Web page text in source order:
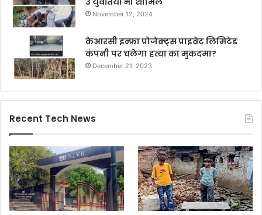
November 12, 2024
केआरसी इन्फ्रा प्रोजेक्ट्स प्राइवेट लिमिटेड
कंपनी पर चलेगा हत्या का मुकदमा?
December 21, 2023
Recent Tech News